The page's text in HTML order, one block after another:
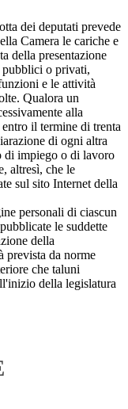
dei deputati prevede
Camera le cariche e
della presentazione
pubblici o privati,
e le attività
Qualora un
alla
il termine di trenta
di ogni altra
di impiego o di lavoro
altresì, che le
sul sito Internet della
personali di ciascun
le suddette
della
prevista da norme
che taluni
della legislatura